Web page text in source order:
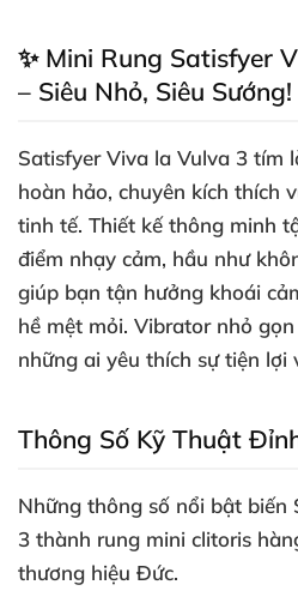
✨ Mini Rung Satisfyer
– Siêu Nhỏ, Siêu Sướng!
Satisfyer Viva la Vulva 3 tím
hoàn hảo, chuyên kích thích
tinh tế. Thiết kế thông minh
điểm nhạy cảm, hầu như
giúp bạn tận hưởng khoái
hề mệt mỏi. Vibrator nhỏ gọn
những ai yêu thích sự tiện lợi
Thông Số Kỹ Thuật
Những thông số nổi bật biến
3 thành rung mini clitoris
thương hiệu Đức.